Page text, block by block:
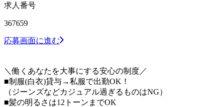
求人番号
367659
応募画面に進む
＼働くあなたを大事にする安心の制度／
■制服(白衣)貸与→私服で出勤OK！
（ジーンズなどカジュアル過ぎるものはNG）
■髪の明るさは12トーンまでOK